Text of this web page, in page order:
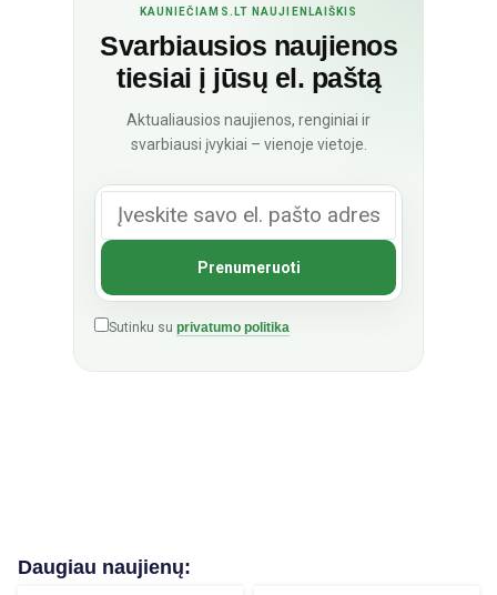
KAUNIEČIAMS.LT NAUJIENLAIŠKIS
Svarbiausios naujienos
tiesiai į jūsų el. paštą
Aktualiausios naujienos, renginiai ir
svarbiausi įvykiai – vienoje vietoje.
Sutinku su privatumo politika
Daugiau naujienų: